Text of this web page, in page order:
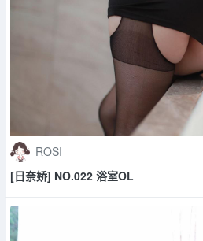
ROSI
[日奈娇] NO.022 浴室OL